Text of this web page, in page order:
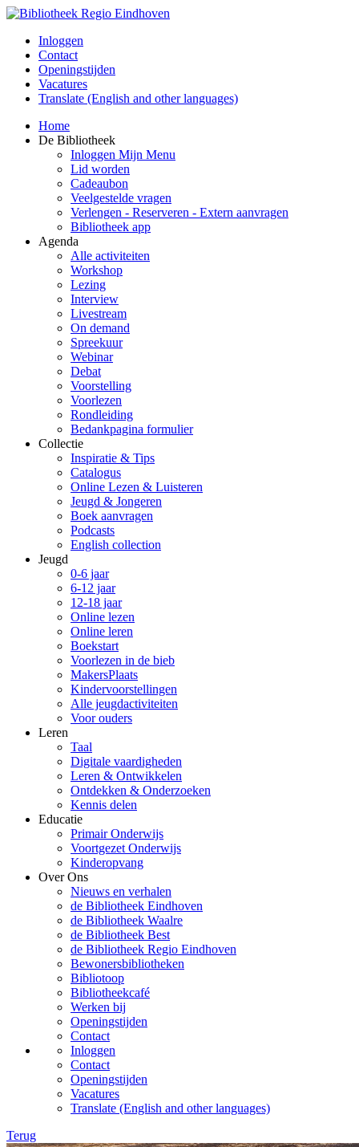
Inloggen
Contact
Openingstijden
Vacatures
Translate (English and other languages)
Home
De Bibliotheek
Inloggen Mijn Menu
Lid worden
Cadeaubon
Veelgestelde vragen
Verlengen - Reserveren - Extern aanvragen
Bibliotheek app
Agenda
Alle activiteiten
Workshop
Lezing
Interview
Livestream
On demand
Spreekuur
Webinar
Debat
Voorstelling
Voorlezen
Rondleiding
Bedankpagina formulier
Collectie
Inspiratie & Tips
Catalogus
Online Lezen & Luisteren
Jeugd & Jongeren
Boek aanvragen
Podcasts
English collection
Jeugd
0-6 jaar
6-12 jaar
12-18 jaar
Online lezen
Online leren
Boekstart
Voorlezen in de bieb
MakersPlaats
Kindervoorstellingen
Alle jeugdactiviteiten
Voor ouders
Leren
Taal
Digitale vaardigheden
Leren & Ontwikkelen
Ontdekken & Onderzoeken
Kennis delen
Educatie
Primair Onderwijs
Voortgezet Onderwijs
Kinderopvang
Over Ons
Nieuws en verhalen
de Bibliotheek Eindhoven
de Bibliotheek Waalre
de Bibliotheek Best
de Bibliotheek Regio Eindhoven
Bewonersbibliotheken
Bibliotoop
Bibliotheekcafé
Werken bij
Openingstijden
Contact
Inloggen
Contact
Openingstijden
Vacatures
Translate (English and other languages)
Terug